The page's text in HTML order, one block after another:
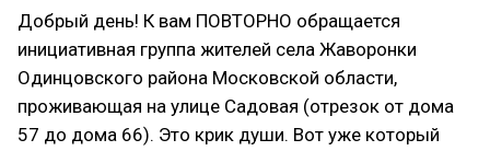
Добрый день! К вам ПОВТОРНО обращается
инициативная группа жителей села Жаворонки
Одинцовского района Московской области,
проживающая на улице Садовая (отрезок от дома
57 до дома 66). Это крик души. Вот уже который